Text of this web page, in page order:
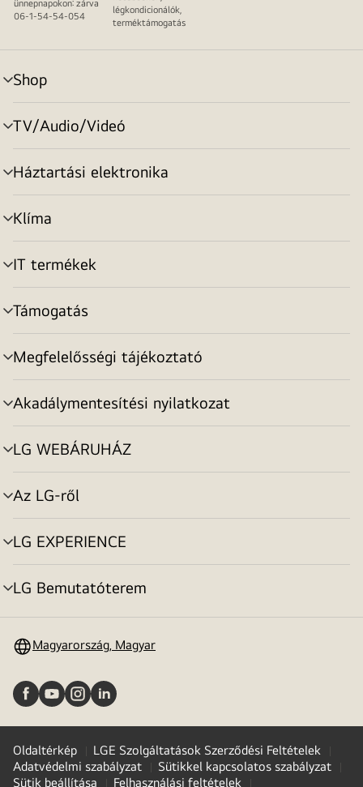
ünnepnapokon: zárva
06-1-54-54-054
légkondicionálók,
terméktámogatás
Shop
menu
toggle
TV/Audio/Videó
menu
toggle
Háztartási elektronika
menu
toggle
Klíma
menu
toggle
IT termékek
menu
toggle
Támogatás
menu
toggle
Megfelelősségi tájékoztató
menu
toggle
Akadálymentesítési nyilatkozat
menu
toggle
LG WEBÁRUHÁZ
menu
toggle
Az LG-ről
menu
toggle
LG EXPERIENCE
menu
toggle
LG Bemutatóterem
menu
Magyarország, Magyar
Oldaltérkép
LGE Szolgáltatások Szerződési Feltételek
Adatvédelmi szabályzat
Sütikkel kapcsolatos szabályzat
Sütik beállítása
Felhasználási feltételek